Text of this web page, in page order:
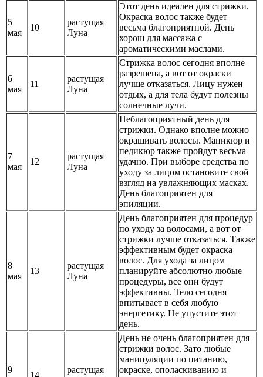
5
мая
10
растущая
Луна
Этот день идеален для стрижки.
Окраска волос также будет
весьма благоприятной. День
хорош для массажа с
ароматическими маслами.
6
мая
11
растущая
Луна
Стрижка волос сегодня вполне
разрешена, а вот от окраски
лучше отказаться. Лицу нужен
отдых, а для тела будут полезны
солнечные лучи.
7
мая
12
растущая
Луна
Неблагоприятный день для
стрижки. Однако вполне можно
окрашивать волосы. Маникюр и
педикюр также пройдут весьма
удачно. При выборе средства по
уходу за лицом остановите свой
взгляд на увлажняющих масках.
День благоприятен для
эпиляции.
8
мая
13
растущая
Луна
День благоприятен для процедур
по уходу за волосами, а вот от
стрижки лучше отказаться. Также
эффективным будет окраска
волос. Для ухода за лицом
планируйте абсолютно любые
процедуры, все они будут
эффективны. Тело сегодня
впитывает в себя любую
энергетику. Не упустите этот
день.
9
14
растущая
День не очень благоприятен для
стрижки волос. Зато любые
манипуляции по питанию,
окраске, ополаскиванию и